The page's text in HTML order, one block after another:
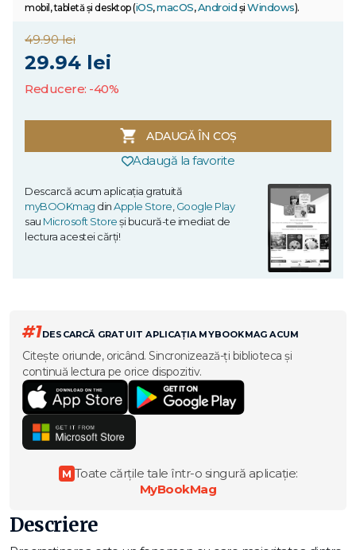
mobil, tabletă și desktop (iOS,macOS,Android și Windows).
49.90 lei
29.94 lei
Reducere: -40%
ADAUGĂ ÎN COȘ
Adaugă la favorite
Descarcă acum aplicația gratuită
myBOOKmag dinApple Store,Google Play
sau Microsoft Storeși bucură-te imediat de
lectura acestei cărți!
#1DESCARCĂ GRATUIT APLICAȚIA MYBOOKMAG ACUM
Citește oriunde, oricând. Sincronizează-ți biblioteca și
continuă lectura pe orice dispozitiv.
M Toate cărțile tale într-o singură aplicație:
MyBookMag
Descriere